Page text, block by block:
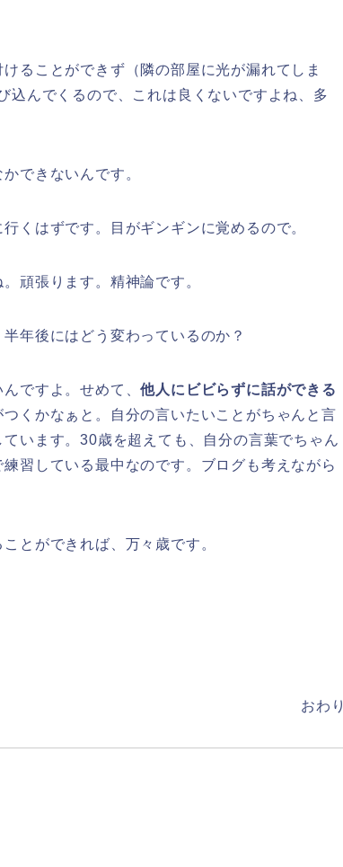
ることができず（隣の部屋に光が漏れてしま
込んでくるので、これは良くないですよね、多
できないんです。
くはずです。目がギンギンに覚めるので。
頑張ります。精神論です。
年後にはどう変わっているのか？
ですよ。せめて、他人にビビらずに話ができる
くかなぁと。自分の言いたいことがちゃんと言
います。30歳を超えても、自分の言葉でちゃん
習している最中なのです。ブログも考えながら
とができれば、万々歳です。
おわり